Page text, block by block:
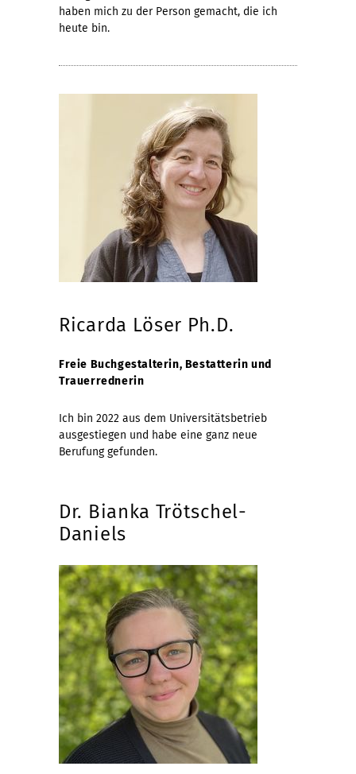
haben mich zu der Person gemacht, die ich
heute bin.
Ricarda Löser Ph.D.
Freie Buchgestalterin, Bestatterin und
Trauerrednerin
Ich bin 2022 aus dem Universitätsbetrieb
ausgestiegen und habe eine ganz neue
Berufung gefunden.
Dr. Bianka Trötschel-
Daniels